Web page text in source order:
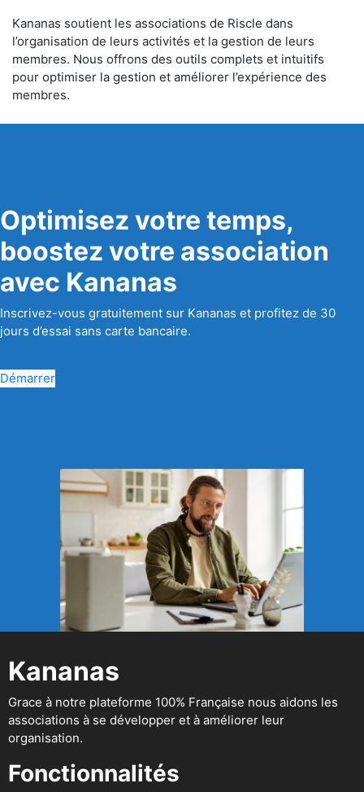
Kananas soutient les associations de Riscle dans
l’organisation de leurs activités et la gestion de leurs
membres. Nous offrons des outils complets et intuitifs
pour optimiser la gestion et améliorer l’expérience des
membres.
Optimisez votre temps,
boostez votre association
avec Kananas
Inscrivez-vous gratuitement sur Kananas et profitez de 30
jours d’essai sans carte bancaire.
Démarrer
Kananas
Grace à notre plateforme 100% Française nous aidons les
associations à se développer et à améliorer leur
organisation.
Fonctionnalités